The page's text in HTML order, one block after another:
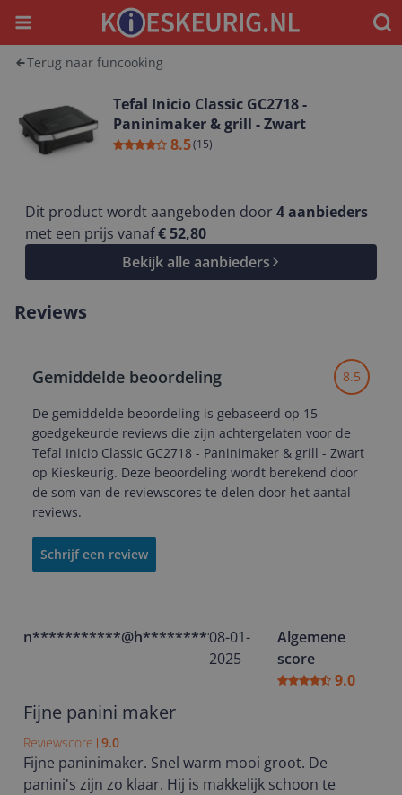
Menu
Terug naar funcooking
Tefal Inicio Classic GC2718 -
Paninimaker & grill - Zwart
8.5(15)
Dit product wordt aangeboden door4aanbieders
met een prijs vanaf€ 52,80
Bekijk alle aanbieders
Reviews
Gemiddelde beoordeling 8.5
De gemiddelde beoordeling is gebaseerd op 15
goedgekeurde reviews die zijn achtergelaten voor de
Tefal Inicio Classic GC2718 - Paninimaker & grill - Zwart
op Kieskeurig. Deze beoordeling wordt berekend door
de som van de reviewscores te delen door het aantal
reviews.
Schrijf een review
n***********@h**********08-01-
2025
Algemene
score
9.0
Fijne panini maker
Reviewscore 9.0
Fijne paninimaker. Snel warm mooi groot. De
panini's zijn zo klaar. Hij is makkelijk schoon te